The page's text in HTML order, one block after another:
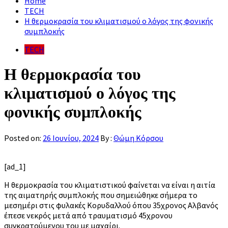
TECH
Η θερμοκρασία του κλιματισμού ο λόγος της φονικής
συμπλοκής
TECH
Η θερμοκρασία του
κλιματισμού ο λόγος της
φονικής συμπλοκής
Posted on: 26 Ιουνίου, 2024 By : Θώμη Κόρσου
[ad_1]
Η θερμοκρασία του κλιματιστικού φαίνεται να είναι η αιτία
της αιματηρής συμπλοκής που σημειώθηκε σήμερα το
μεσημέρι στις φυλακές Κορυδαλλού όπου 35χρονος Αλβανός
έπεσε νεκρός μετά από τραυματισμό 45χρονου
συγκρατούμενου του με μαχαίρι.